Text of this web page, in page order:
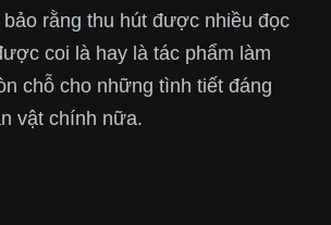
rằng thu hút được nhiều đọc
coi là hay là tác phẩm làm
chỗ cho những tình tiết đáng
vật chính nữa.